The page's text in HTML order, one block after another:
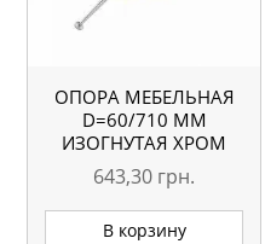
ОПОРА МЕБЕЛЬНАЯ
D=60/710 ММ
ИЗОГНУТАЯ ХРОМ
643,30 грн.
В корзину